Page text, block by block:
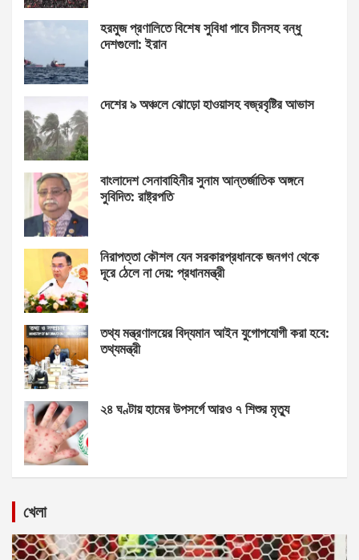
হরমুজ প্রণালিতে বিশেষ সুবিধা পাবে চীনসহ বন্ধু
দেশগুলো: ইরান
দেশের ৯ অঞ্চলে ঝোড়ো হাওয়াসহ বজ্রবৃষ্টির আভাস
বাংলাদেশ সেনাবাহিনীর সুনাম আন্তর্জাতিক অঙ্গনে
সুবিদিত: রাষ্ট্রপতি
নিরাপত্তা কৌশল যেন সরকারপ্রধানকে জনগণ থেকে
দূরে ঠেলে না দেয়: প্রধানমন্ত্রী
তথ্য মন্ত্রণালয়ের বিদ্যমান আইন যুগোপযোগী করা হবে:
তথ্যমন্ত্রী
২৪ ঘণ্টায় হামের উপসর্গে আরও ৭ শিশুর মৃত্যু
খেলা